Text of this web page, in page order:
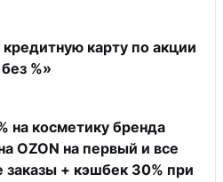
карту по акции
%»
на косметику бренда
OZON на первый и все
заказы + кэшбек 30% при